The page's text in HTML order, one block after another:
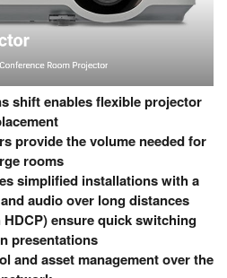
shift enables flexible projector
provide the volume needed for
rooms
simplified installations with a
audio over long distances
ensure quick switching
presentations
and asset management over the